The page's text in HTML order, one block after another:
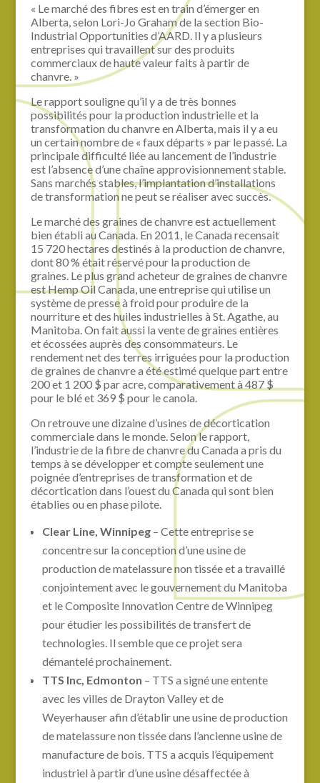
« Le marché des fibres est en train d’émerger en
Alberta, selon Lori-Jo Graham de la section Bio-
Industrial Opportunities d’AARD. Il y a plusieurs
entreprises qui travaillent sur des produits
commerciaux de haute valeur faits à partir de
chanvre. »
Le rapport souligne qu’il y a de très bonnes
possibilités pour la production industrielle et la
transformation du chanvre en Alberta, mais il y a eu
un certain nombre de « faux départs » par le passé. La
principale difficulté liée au lancement de l’industrie
est l’absence d’une chaîne approvisionnement stable.
Sans marchés stables, l’implantation d’installations
de transformation ne peut se réaliser avec succès.
Le marché des graines de chanvre est actuellement
bien établi au Canada. En 2011, le Canada recensait
15 720 hectares destinés à la production de chanvre,
dont 80 % était réservé pour la production de
graines. Le plus grand acheteur de graines de chanvre
est Hemp Oil Canada, une entreprise qui utilise un
système de presse à froid pour produire de la
nourriture et des huiles industrielles à St. Agathe, au
Manitoba. On fait aussi la vente de graines entières
et écossées auprès des consommateurs. Le
rendement net des terres irriguées pour la production
de graines de chanvre a été estimé quelque part entre
200 et 1 200 $ par acre, comparativement à 487 $
pour le blé et 369 $ pour le canola.
On retrouve une dizaine d’usines de décortication
commerciale dans le monde. Selon le rapport,
l’industrie de la fibre de chanvre du Canada a pris du
temps à se développer et compte seulement une
poignée d’entreprises de transformation et de
décortication dans l’ouest du Canada qui sont bien
établies ou en phase pilote.
Clear Line, Winnipeg– Cette entreprise se
concentre sur la conception d’une usine de
production de matelassure non tissée et a travaillé
conjointement avec le gouvernement du Manitoba
et le Composite Innovation Centre de Winnipeg
pour étudier les possibilités de transfert de
technologies. Il semble que ce projet sera
démantelé prochainement.
TTS Inc, Edmonton – TTS a signé une entente
avec les villes de Drayton Valley et de
Weyerhauser afin d’établir une usine de production
de matelassure non tissée dans l’ancienne usine de
manufacture de bois. TTS a acquis l’équipement
industriel à partir d’une usine désaffectée à